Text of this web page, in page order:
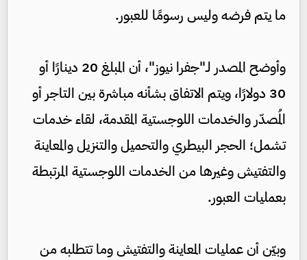
ما يتم فرضه وليس رسومًا للعبور.
وأوضح المصدر لـ"جفرا نيوز"، أن المبلغ 20 دينارًا أو
30 دولارًا، ويتم الاتفاق بشأنه مباشرة بين التاجر أو
المُصدّر والخدمات اللوجستية المقدمة، لقاء خدمات
تشمل؛ الحجر البيطري والتحميل والتنزيل والمعاينة
والتفتيش وغيرها من الخدمات اللوجستية المرتبطة
بعمليات العبور.
وبيّن أن عمليات المعاينة والتفتيش وما تتطلبه من